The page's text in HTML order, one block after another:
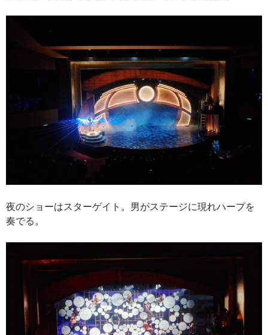
夜のショーはスターゲイト。男がステージに現れハープを
奏でる。